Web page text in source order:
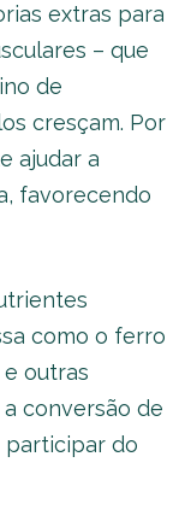
extras para
– que
de
cresçam. Por
ajudar a
favorecendo
como o ferro
e outras
conversão de
participar do